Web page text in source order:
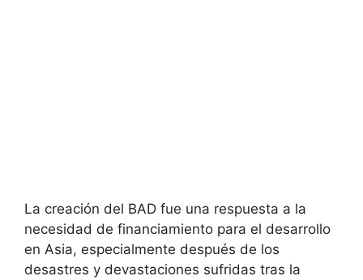
La creación del BAD fue una respuesta a la
necesidad de financiamiento para el desarrollo
en Asia, especialmente después de los
desastres y devastaciones sufridas tras la